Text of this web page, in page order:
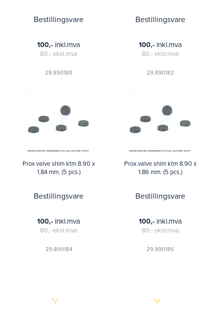
Bestillingsvare
29.890180
100,- inkl.mva
80,-eksl.mva
Bestillingsvare
29.890182
100,- inkl.mva
80,-eksl.mva
Prox valve shim ktm 8.90 x
1.84 mm. (5 pcs.)
Bestillingsvare
29.890184
100,- inkl.mva
80,-eksl.mva
Prox valve shim ktm 8.90 x
1.86 mm. (5 pcs.)
Bestillingsvare
29.890186
100,- inkl.mva
80,-eksl.mva